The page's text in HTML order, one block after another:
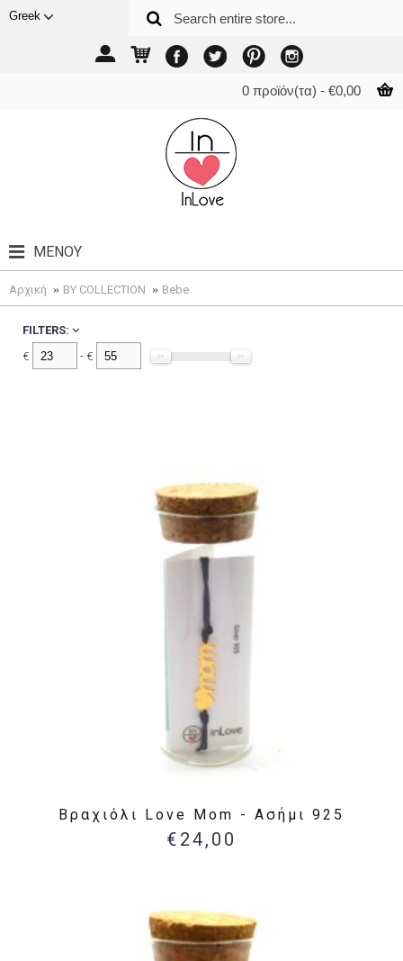
Greek
0 προϊόν(τα) - €0,00
ΜΕΝΟΎ
Αρχική BY COLLECTION Bebe
FILTERS:
€
- €
Βραχιόλι Love Mom - Ασήμι 925
€24,00